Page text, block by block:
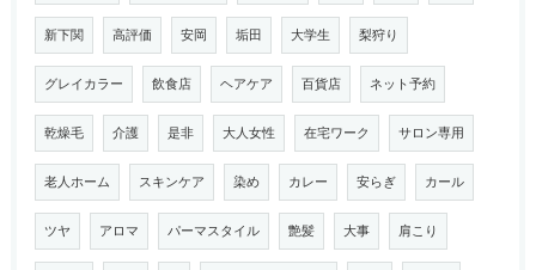
新下関 高評価 安岡 垢田 大学生 梨狩り
グレイカラー 飲食店 ヘアケア 百貨店 ネット予約
乾燥毛 介護 是非 大人女性 在宅ワーク サロン専用
老人ホーム スキンケア 染め カレー 安らぎ カール
ツヤ アロマ パーマスタイル 艶髪 大事 肩こり